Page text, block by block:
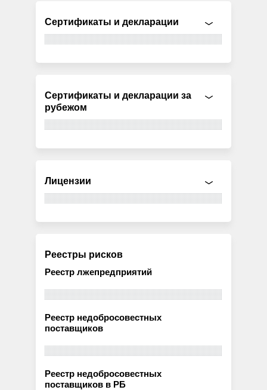
Сертификаты и декларации
Сертификаты и декларации за
рубежом
Лицензии
Реестры рисков
Реестр лжепредприятий
Реестр недобросовестных
поставщиков
Реестр недобросовестных
поставщиков в РБ